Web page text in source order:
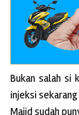
Bukan salah si
injeksi
Majid sudah